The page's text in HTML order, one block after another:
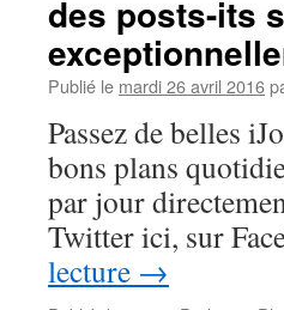
des posts-its
Publié le mardi 26 avril 2016
Passez de belles
bons plans
par jour
Twitter ici, sur
lecture →